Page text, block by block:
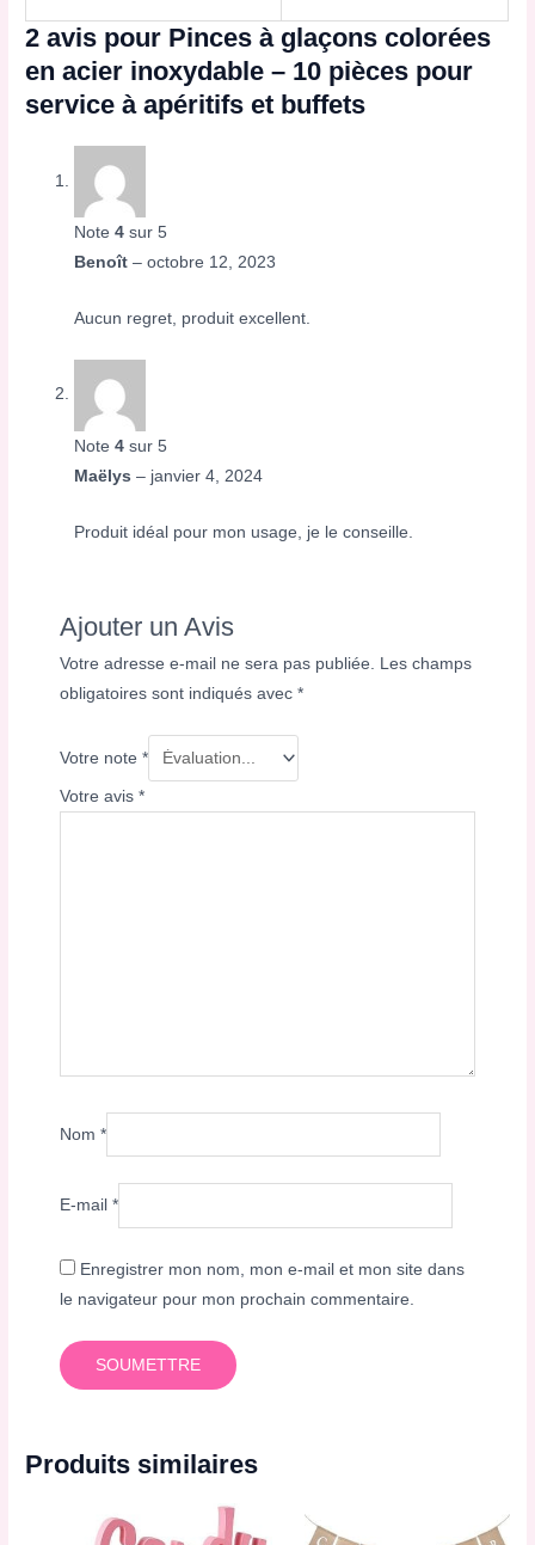
2 avis pour Pinces à glaçons colorées
en acier inoxydable – 10 pièces pour
service à apéritifs et buffets
Note4 sur 5
Benoît– octobre 12, 2023
Aucun regret, produit excellent.
Note4 sur 5
Maëlys– janvier 4, 2024
Produit idéal pour mon usage, je le conseille.
Ajouter un Avis
Votre adresse e-mail ne sera pas publiée.
Les champs
obligatoires sont indiqués avec*
Votre note*
Votre avis*
Nom*
E-mail*
Enregistrer mon nom, mon e-mail et mon site dans
le navigateur pour mon prochain commentaire.
Produits similaires